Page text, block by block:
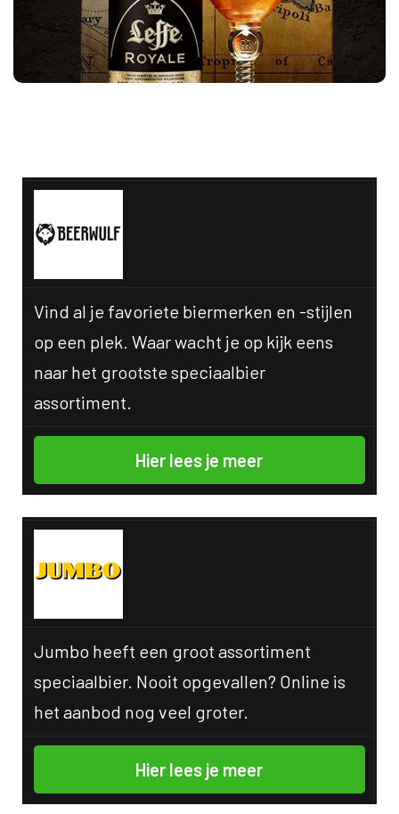
Vind al je favoriete biermerken en -stijlen
op een plek. Waar wacht je op kijk eens
naar het grootste speciaalbier
assortiment.
Hier lees je meer
Jumbo heeft een groot assortiment
speciaalbier. Nooit opgevallen? Online is
het aanbod nog veel groter.
Hier lees je meer